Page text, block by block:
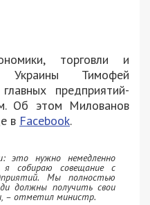
торговли и
Украины Тимофей
предприятий-
Об этом Милованов
в Facebook.
это нужно немедленно
собираю совещание с
Мы полностью
должны получить свои
– отметил министр.